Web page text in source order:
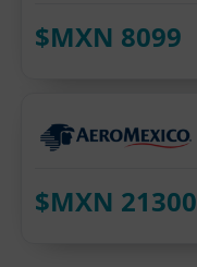
$MXN 8099
$MXN 21300